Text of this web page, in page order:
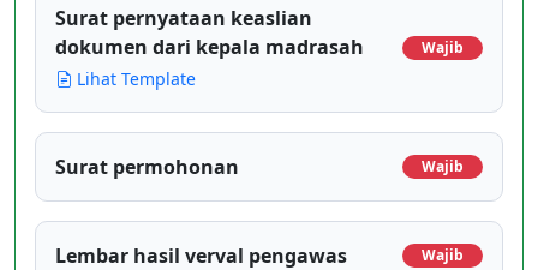
Surat pernyataan keaslian
dokumen dari kepala madrasah
Lihat Template
Wajib
Surat permohonan Wajib
Lembar hasil verval pengawas Wajib